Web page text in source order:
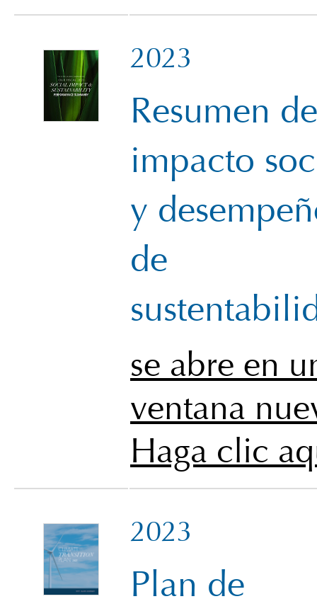
2023
Resumen
impacto
y
de
se abre en
ventana
Haga clic
2023
Plan de